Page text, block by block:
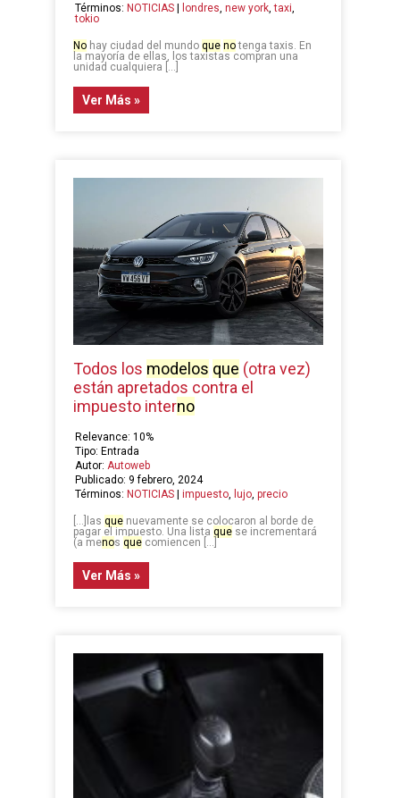
Términos: NOTICIAS londres,new york,taxi,
tokio
No hay ciudad del mundoque notenga taxis. En
la mayoría de ellas, los taxistas compran una
unidad cualquiera […]
Ver Más »
Todos los modelos que (otra vez)
están apretados contra el
impuesto interno
Relevance: 10%
Tipo: Entrada
Autor:Autoweb
Publicado: 9 febrero, 2024
Términos: NOTICIAS |impuesto, lujo,precio
[…]lasque nuevamente se colocaron al borde de
pagar el impuesto. Una listaque se incrementará
(a menosque comiencen […]
Ver Más »